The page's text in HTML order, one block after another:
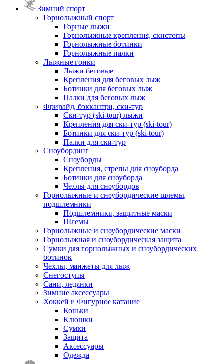
Зимний спорт
Горнолыжный спорт
Горные лыжи
Горнолыжные крепления, скистопы
Горнолыжные ботинки
Горнолыжные палки
Лыжные гонки
Лыжи беговые
Крепления для беговых лыж
Ботинки для беговых лыж
Палки для беговых лыж
Фрирайд, бэккантри, ски-тур
Ски-тур (ski-tour) лыжи
Крепления для ски-тур (ski-tour)
Ботинки для ски-тур (ski-tour)
Палки для ски-тур
Сноубординг
Сноуборды
Крепления, стрепы для сноуборда
Ботинки для сноуборда
Чехлы для сноубордов
Горнолыжные и сноубордические шлемы,
подшлемники
Подшлемники, защитные маски
Шлемы
Горнолыжные и сноубордические маски
Горнолыжная и сноубордическая защита
Сумки для горнолыжных и сноубордических
ботинок
Чехлы, манжеты для лыж
Снегоступы
Сани, ледянки
Зимние аксессуары
Хоккей и Фигурное катание
Коньки
Клюшки
Сумки
Защита
Аксессуары
Одежда